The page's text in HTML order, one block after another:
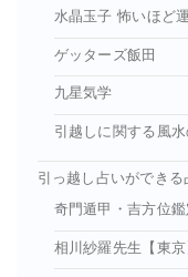
水晶玉子 怖いほど
ゲッターズ飯田
九星気学
引越しに関する風
引っ越し占いができ
奇門遁甲・吉方位
相川紗羅先生【東京